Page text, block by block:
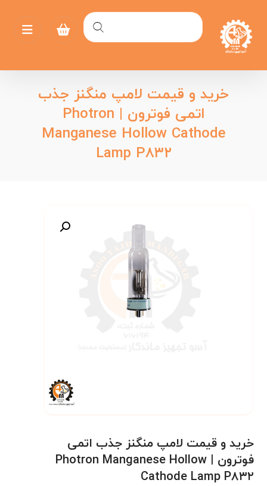
خرید و قیمت لامپ منگنز جذب
اتمی فوترون | Photron
Manganese Hollow Cathode
Lamp P۸۳۲
بزرگنمایی تصویر
خرید و قیمت لامپ منگنز جذب اتمی
فوترون | Photron Manganese Hollow
Cathode Lamp P۸۳۲